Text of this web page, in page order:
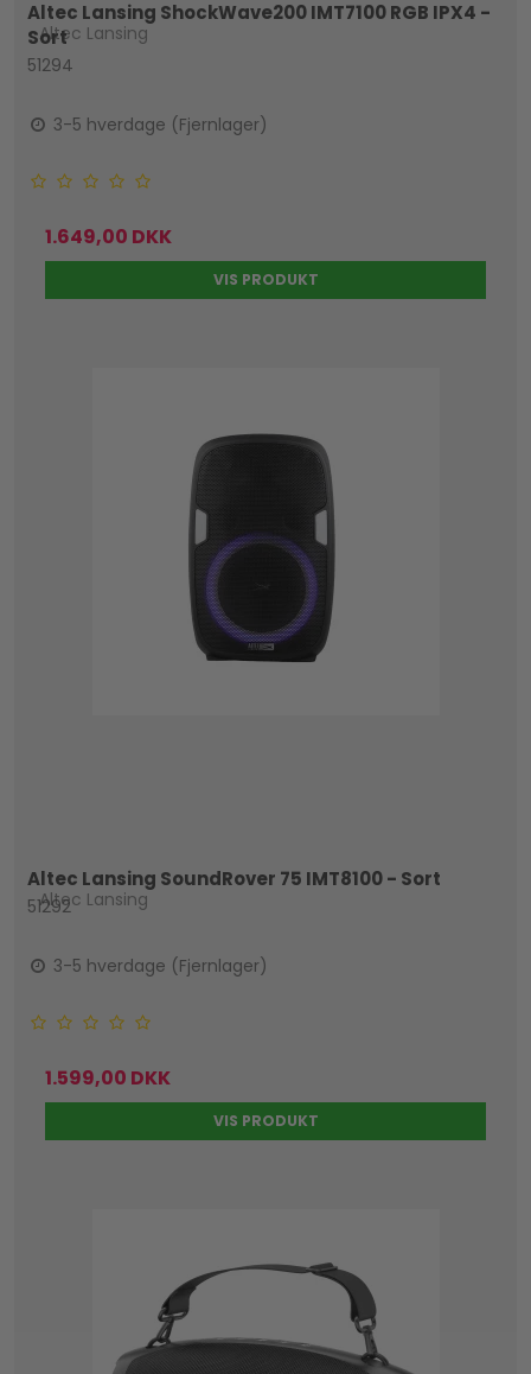
Altec Lansing ShockWave200 IMT7100 RGB IPX4 -
Sort
Altec Lansing
51294
3-5 hverdage (Fjernlager)
1.649,00 DKK
VIS PRODUKT
Altec Lansing SoundRover 75 IMT8100 - Sort
Altec Lansing
51292
3-5 hverdage (Fjernlager)
1.599,00 DKK
VIS PRODUKT